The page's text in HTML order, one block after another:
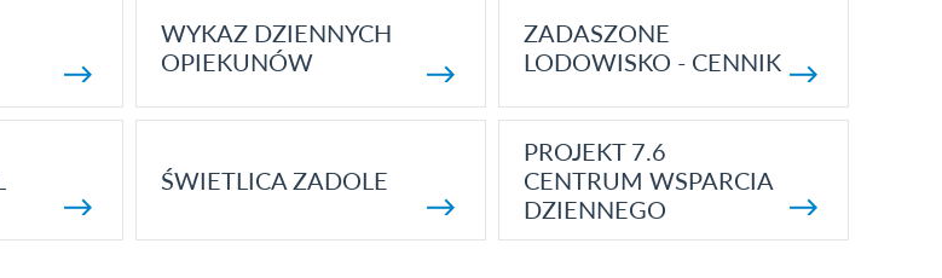
WYKAZ DZIENNYCH
OPIEKUNÓW
ZADASZONE
LODOWISKO - CENNIK
ŚWIETLICA ZADOLE
PROJEKT 7.6
CENTRUM WSPARCIA
DZIENNEGO